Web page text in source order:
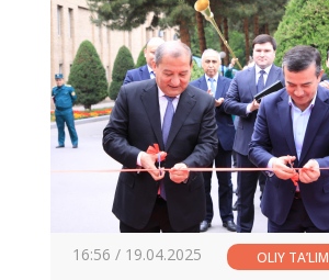
16:56 / 19.04.2025 OLIY TA’LIM